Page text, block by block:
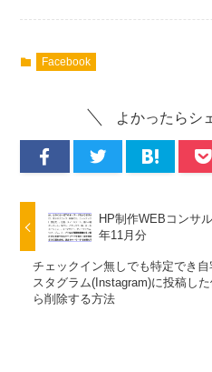
Facebook
よかったらシ
HP制作WEBコンサ
年11月分
チェックイン無しでも特定でき
スタグラム(Instagram)に投稿し
ら削除する方法